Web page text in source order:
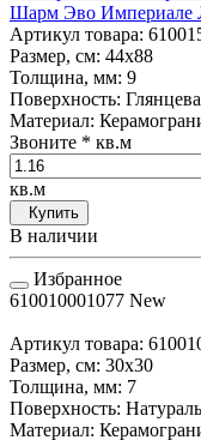
Шарм Эво Империале
Артикул товара:
Размер, см: 44x88
Толщина, мм: 9
Поверхность:
Материал:
Звоните * кв.м
кв.м
Купить
В наличии
Избранное
610010001077 New
Артикул товара:
Размер, см: 30x30
Толщина, мм: 7
Поверхность:
Материал: